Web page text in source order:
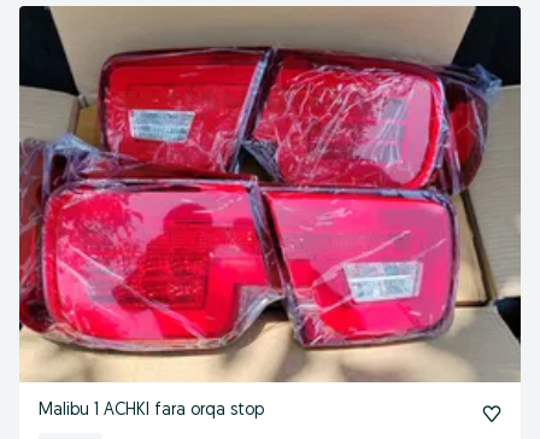
Malibu 1 ACHKI fara orqa stop